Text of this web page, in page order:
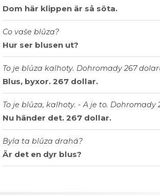
Dom här klippen är så söta.
Co vaše blůza?
Hur ser blusen ut?
To je blůza kalhoty. Dohromady 267
Blus, byxor. 267 dollar.
To je blůza, kalhoty. - A je to. Dohromady
Nu händer det. 267 dollar.
Byla ta blůza drahá?
Är det en dyr blus?